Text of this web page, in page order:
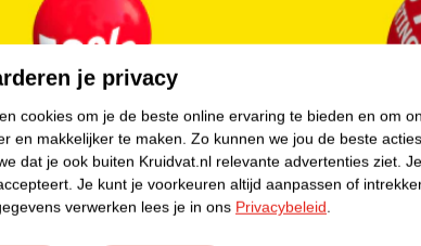
je privacy
cookies om je de beste online ervaring te bieden en om
en makkelijker te maken. Zo kunnen we jou de beste
dat je ook buiten Kruidvat.nl relevante advertenties ziet.
Je kunt je voorkeuren altijd aanpassen of
verwerken lees je in ons Privacybeleid.